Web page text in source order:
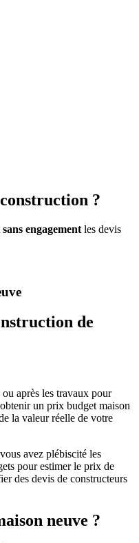
?
sans engagement les devis
de
après les travaux pour
un prix budget maison
la valeur réelle de votre
avez plébiscité les
pour estimer le prix de
des devis de constructeurs
neuve ?